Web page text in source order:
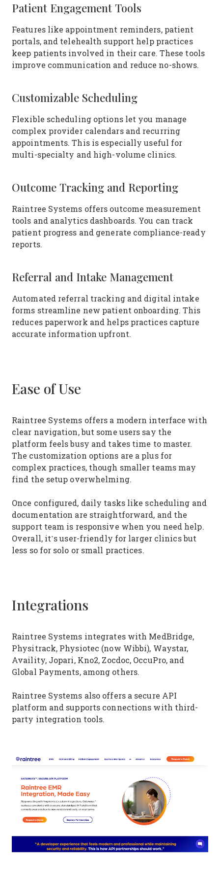
Patient Engagement Tools
Features like appointment reminders, patient
portals, and telehealth support help practices
keep patients involved in their care. These tools
improve communication and reduce no-shows.
Customizable Scheduling
Flexible scheduling options let you manage
complex provider calendars and recurring
appointments. This is especially useful for
multi-specialty and high-volume clinics.
Outcome Tracking and Reporting
Raintree Systems offers outcome measurement
tools and analytics dashboards. You can track
patient progress and generate compliance-ready
reports.
Referral and Intake Management
Automated referral tracking and digital intake
forms streamline new patient onboarding. This
reduces paperwork and helps practices capture
accurate information upfront.
Ease of Use
Raintree Systems offers a modern interface with
clear navigation, but some users say the
platform feels busy and takes time to master.
The customization options are a plus for
complex practices, though smaller teams may
find the setup overwhelming.
Once configured, daily tasks like scheduling and
documentation are straightforward, and the
support team is responsive when you need help.
Overall, it’s user-friendly for larger clinics but
less so for solo or small practices.
Integrations
Raintree Systems integrates with MedBridge,
Physitrack, Physiotec (now Wibbi), Waystar,
Availity, Jopari, Kno2, Zocdoc, OccuPro, and
Global Payments, among others.
Raintree Systems also offers a secure API
platform and supports connections with third-
party integration tools.